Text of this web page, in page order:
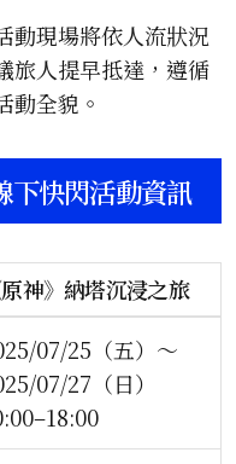
動現場將依人流狀況
旅人提早抵達，遵循
動全貌。
下快閃活動資訊
原神》納塔沉浸之旅
07/25（五）～
07/27（日）